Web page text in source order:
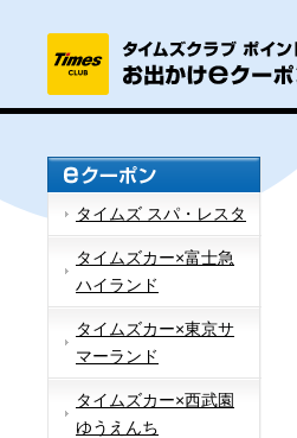
タイムズ スパ・レスタ
タイムズカー×富士急
ハイランド
タイムズカー×東京サ
マーランド
タイムズカー×西武園
ゆうえんち